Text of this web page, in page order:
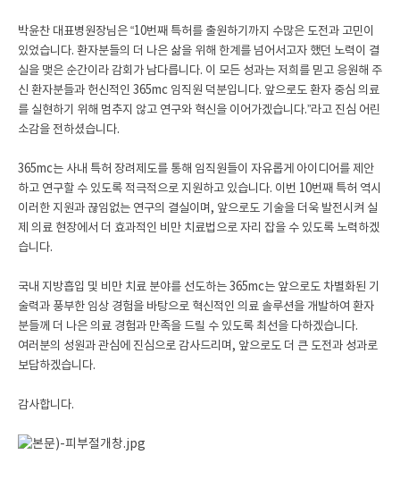
박윤찬 대표병원장님은 “10번째 특허를 출원하기까지 수많은 도전과 고민이
있었습니다. 환자분들의 더 나은 삶을 위해 한계를 넘어서고자 했던 노력이 결
실을 맺은 순간이라 감회가 남다릅니다. 이 모든 성과는 저희를 믿고 응원해 주
신 환자분들과 헌신적인 365mc 임직원 덕분입니다. 앞으로도 환자 중심 의료
를 실현하기 위해 멈추지 않고 연구와 혁신을 이어가겠습니다.”라고 진심 어린
소감을 전하셨습니다.
365mc는 사내 특허 장려제도를 통해 임직원들이 자유롭게 아이디어를 제안
하고 연구할 수 있도록 적극적으로 지원하고 있습니다. 이번 10번째 특허 역시
이러한 지원과 끊임없는 연구의 결실이며, 앞으로도 기술을 더욱 발전시켜 실
제 의료 현장에서 더 효과적인 비만 치료법으로 자리 잡을 수 있도록 노력하겠
습니다.
국내 지방흡입 및 비만 치료 분야를 선도하는 365mc는 앞으로도 차별화된 기
술력과 풍부한 임상 경험을 바탕으로 혁신적인 의료 솔루션을 개발하여 환자
분들께 더 나은 의료 경험과 만족을 드릴 수 있도록 최선을 다하겠습니다.
여러분의 성원과 관심에 진심으로 감사드리며, 앞으로도 더 큰 도전과 성과로
보답하겠습니다.
감사합니다.